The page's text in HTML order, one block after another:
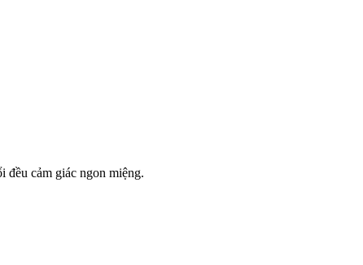
đều cảm giác ngon miệng.